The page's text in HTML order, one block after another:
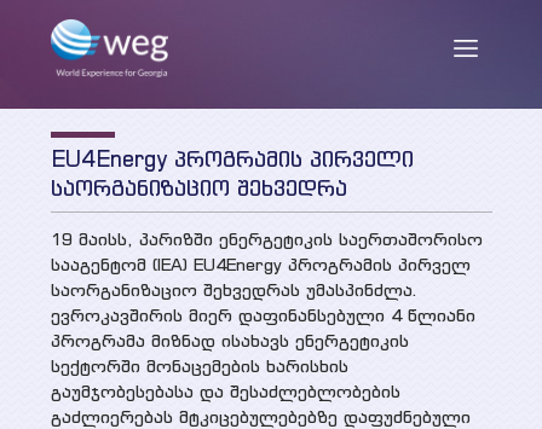
ENG / GEO
ჩვენ შესახებ
მისია და მიზნები
საქმიანობა
სიახლეები
EU4Energy პროგრამის პირველი
საორგანიზაციო შეხვედრა
19 მაისს, პარიზში ენერგეტიკის საერთაშორისო
სააგენტომ (IEA) EU4Energy პროგრამის პირველ
საორგანიზაციო შეხვედრას უმასპინძლა.
ევროკავშირის მიერ დაფინანსებული 4 წლიანი
პროგრამა მიზნად ისახავს ენერგეტიკის
სექტორში მონაცემების ხარისხის
გაუმჯობესებასა და შესაძლებლობების
გაძლიერებას მტკიცებულებებზე დაფუძნებული